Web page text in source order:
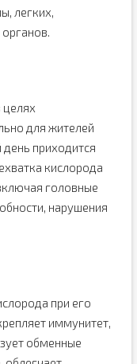
легких,
целях
для жителей
приходится
кислорода
головные
нарушения
при его
иммунитет,
обменные